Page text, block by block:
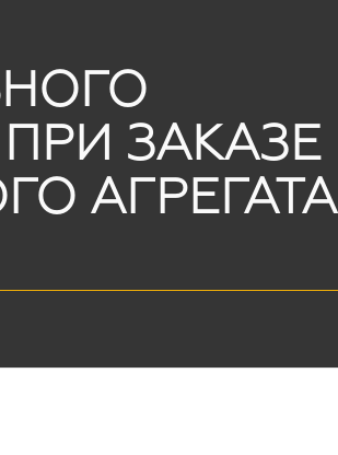
ЗАКАЗЕ
АГРЕГАТА